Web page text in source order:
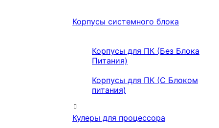
Корпусы системного блока
Корпусы для ПК (Без Блока
Питания)
Корпусы для ПК (С Блоком
питания)
Кулеры для процессора